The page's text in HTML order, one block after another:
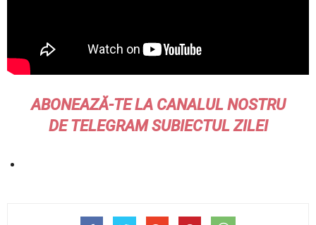
ABONEAZĂ-TE LA CANALUL NOSTRU
DETELEGRAMSUBIECTUL ZILEI